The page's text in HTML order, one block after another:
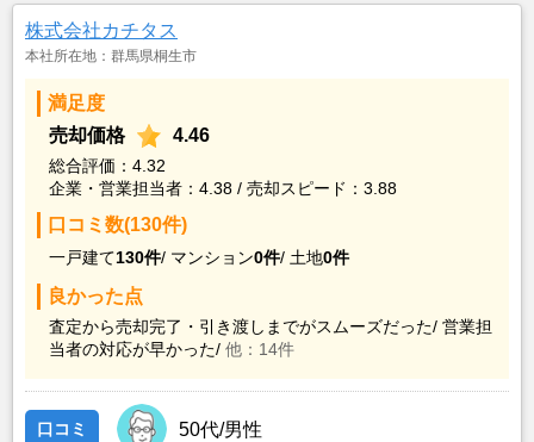
株式会社カチタス
本社所在地：群馬県桐生市
満足度
売却価格
4.46
総合評価：4.32
企業・営業担当者：4.38 / 売却スピード：3.88
口コミ数(130件)
一戸建て130件/ マンション0件/ 土地0件
良かった点
査定から売却完了・引き渡しまでがスムーズだった/ 営業担
当者の対応が早かった/ 他：14件
口コミ 50代/男性